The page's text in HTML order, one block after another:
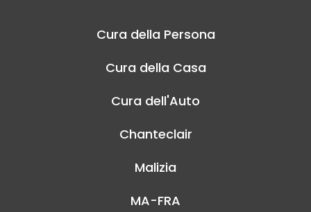
Cura della Persona
Cura della Casa
Cura dell'Auto
Chanteclair
Malizia
MA-FRA